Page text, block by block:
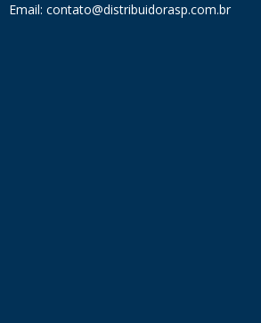
Email: contato@distribuidorasp.com.br